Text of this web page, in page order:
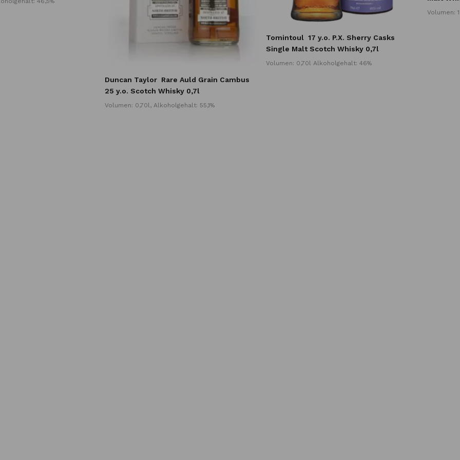
Duncan Taylor Rare Auld Grain Cambus
25 y.o. Scotch Whisky 0,7l
Volumen: 0,70l, Alkoholgehalt: 55,1%
Tomintoul 17 y.o. P.X. Sherry Casks
Single Malt Scotch Whisky 0,7l
Volumen: 0,70l Alkoholgehalt: 46%
Volumen: